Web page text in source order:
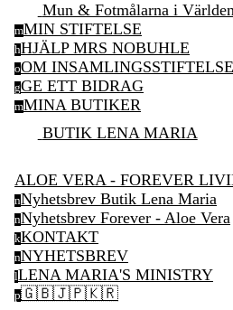
Mun & Fotmålarna i
mMIN STIFTELSE
hHJÄLP MRS NOBUHLE
oOM
gGE ETT BIDRAG
mMINA BUTIKER
BUTIK LENA MARIA
ALOE VERA - FOREVER
nNyhetsbrev Butik Lena Maria
nNyhetsbrev Forever - Aloe Vera
kKONTAKT
nNYHETSBREV
lLENA MARIA'S MINISTRY
p🇬🇧🇯🇵🇰🇷